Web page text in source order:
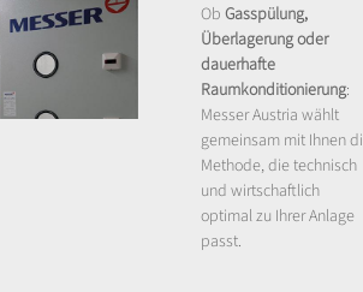
Ob Gasspülung,
Überlagerung oder
dauerhafte
Raumkonditionierung:
Messer Austria wählt
gemeinsam mit Ihnen
Methode, die technisch
und wirtschaftlich
optimal zu Ihrer Anlage
passt.